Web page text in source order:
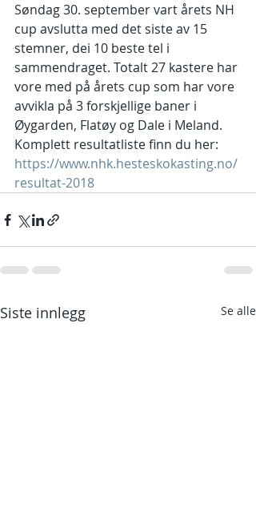
Søndag 30. september vart årets NH
cup avslutta med det siste av 15
stemner, dei 10 beste tel i
sammendraget. Totalt 27 kastere har
vore med på årets cup som har vore
avvikla på 3 forskjellige baner i
Øygarden, Flatøy og Dale i Meland.
Komplett resultatliste finn du her:
https://www.nhk.hesteskokasting.no/
resultat-2018
Siste innlegg Se alle